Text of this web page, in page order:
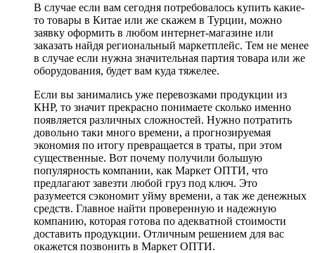
В случае если вам сегодня потребовалось купить какие-
то товары в Китае или же скажем в Турции, можно
заявку оформить в любом интернет-магазине или
заказать найдя региональный маркетплейс. Тем не менее
в случае если нужна значительная партия товара или же
оборудования, будет вам куда тяжелее.
Если вы занимались уже перевозками продукции из
КНР, то значит прекрасно понимаете сколько именно
появляется различных сложностей. Нужно потратить
довольно таки много времени, а прогнозируемая
экономия по итогу превращается в траты, при этом
существенные. Вот почему получили большую
популярность компании, как Маркет ОПТИ, что
предлагают завезти любой груз под ключ. Это
разумеется сэкономит уйму времени, а так же денежных
средств. Главное найти проверенную и надежную
компанию, которая готова по адекватной стоимости
доставить продукции. Отличным решением для вас
окажется позвонить в Маркет ОПТИ.